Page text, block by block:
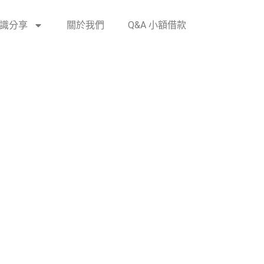
分享 關於我們 Q&A 小額借款